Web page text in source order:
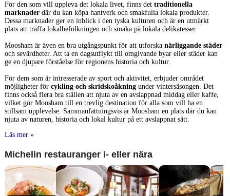
För den som vill uppleva det lokala livet, finns det traditionella
marknaderdär du kan köpa hantverk och smakfulla lokala produkter.
Dessa marknader ger en inblick i den tyska kulturen och är en utmärkt
plats att träffa lokalbefolkningen och smaka på lokala delikatesser.
Moosham är även en bra utgångspunkt för att utforska närliggande städer
och sevärdheter. Att ta en dagsutflykt till omgivande byar eller städer kan
ge en djupare förståelse för regionens historia och kultur.
För dem som är intresserade av sport och aktivitet, erbjuder området
möjligheter för cykling och skridskoåkningunder vintersäsongen. Det
finns också flera bra ställen att njuta av en avslappnad middag eller kaffe,
vilket gör Moosham till en trevlig destination för alla som vill ha en
stillsam upplevelse. Sammanfattningsvis är Moosham en plats där du kan
njuta av naturen, historia och lokal kultur på ett avslappnat sätt.
Läs mer »
Michelin restauranger i- eller nära